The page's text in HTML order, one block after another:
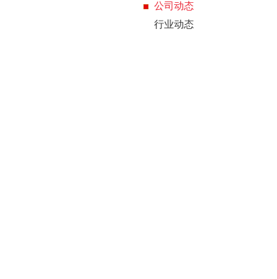
公司动态
行业动态